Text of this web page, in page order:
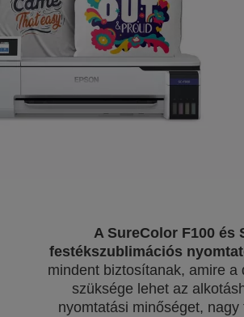
A SureColor F100 és
festékszublimációs
mindent biztosítanak, amire a
szüksége lehet az
nyomtatási minőséget,